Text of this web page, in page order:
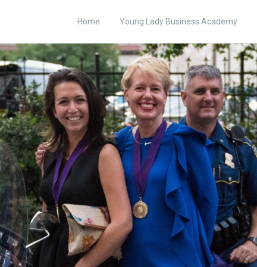
Home Young Lady Business Academy